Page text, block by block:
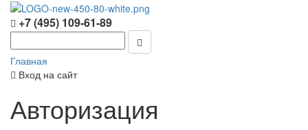
+7 (495) 109-61-89
Главная
Вход на сайт
Авторизация